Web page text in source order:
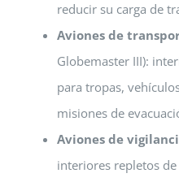
reducir su carga de
Aviones de
Globemaster III):
para tropas,
misiones de
Aviones de
interiores repletos